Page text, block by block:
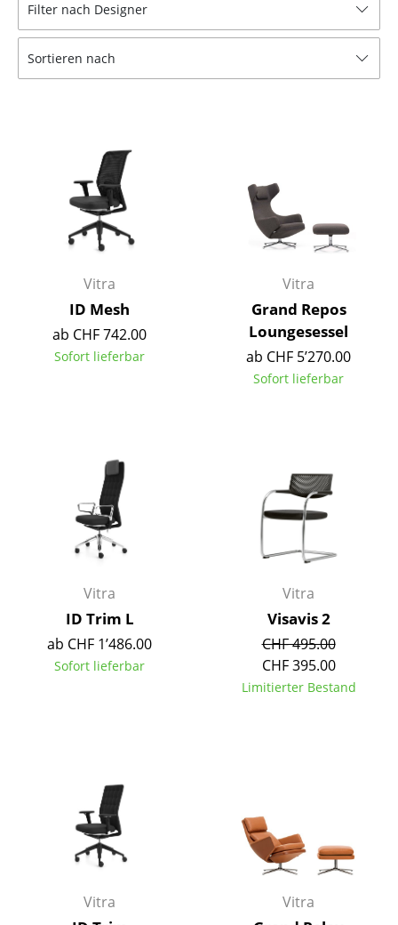
Gartenstühle
Kinderstühle
Konferenzstühle
Bürosessel
Einzelteile
Tische
Esstische
Schreibtische
Sekretäre & PC-Tische
Konferenztische
Stehtische & Stehpulte
Kindertische
Gartentische
Servierwagen
Aufbewahren
Regale & Schränke
Bücherregale
Filter nach Designer
Sortieren nach
Vitra
ID Mesh
ab CHF 742.00
Sofort lieferbar
Vitra
Grand Repos
Loungesessel
ab CHF 5’270.00
Sofort lieferbar
Vitra
ID Trim L
ab CHF 1’486.00
Sofort lieferbar
Vitra
Visavis 2
CHF 495.00
CHF 395.00
Limitierter Bestand
Vitra Vitra